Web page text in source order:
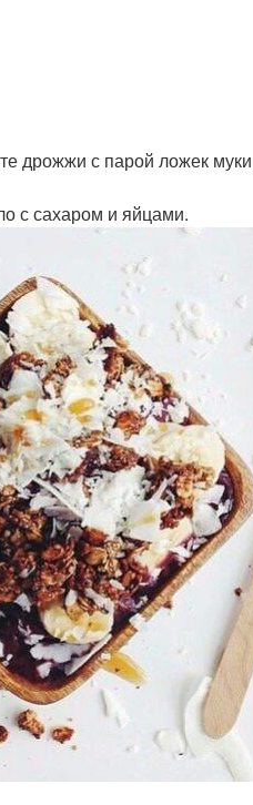
дрожжи с парой ложек
с сахаром и яйцами.